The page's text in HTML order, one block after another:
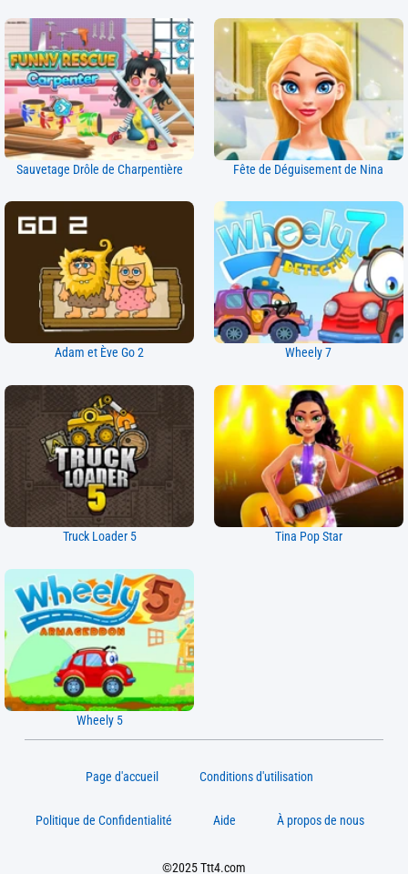
Sauvetage Drôle de Charpentière Fête de Déguisement de Nina
Adam et Ève Go 2 Wheely 7
Truck Loader 5 Tina Pop Star
Wheely 5
Page d'accueil Conditions d'utilisation
Politique de Confidentialité Aide À propos de nous
©2025 Ttt4.com